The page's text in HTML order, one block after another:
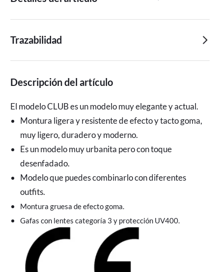
Trazabilidad
Descripción del artículo
El modelo CLUB es un modelo muy elegante y actual.
Montura ligera y resistente de efecto y tacto goma,
muy ligero, duradero y moderno.
Es un modelo muy urbanita pero con toque
desenfadado.
Modelo que puedes combinarlo con diferentes
outfits.
Montura gruesa de efecto goma.
Gafas con lentes categoría 3 y protección UV400.